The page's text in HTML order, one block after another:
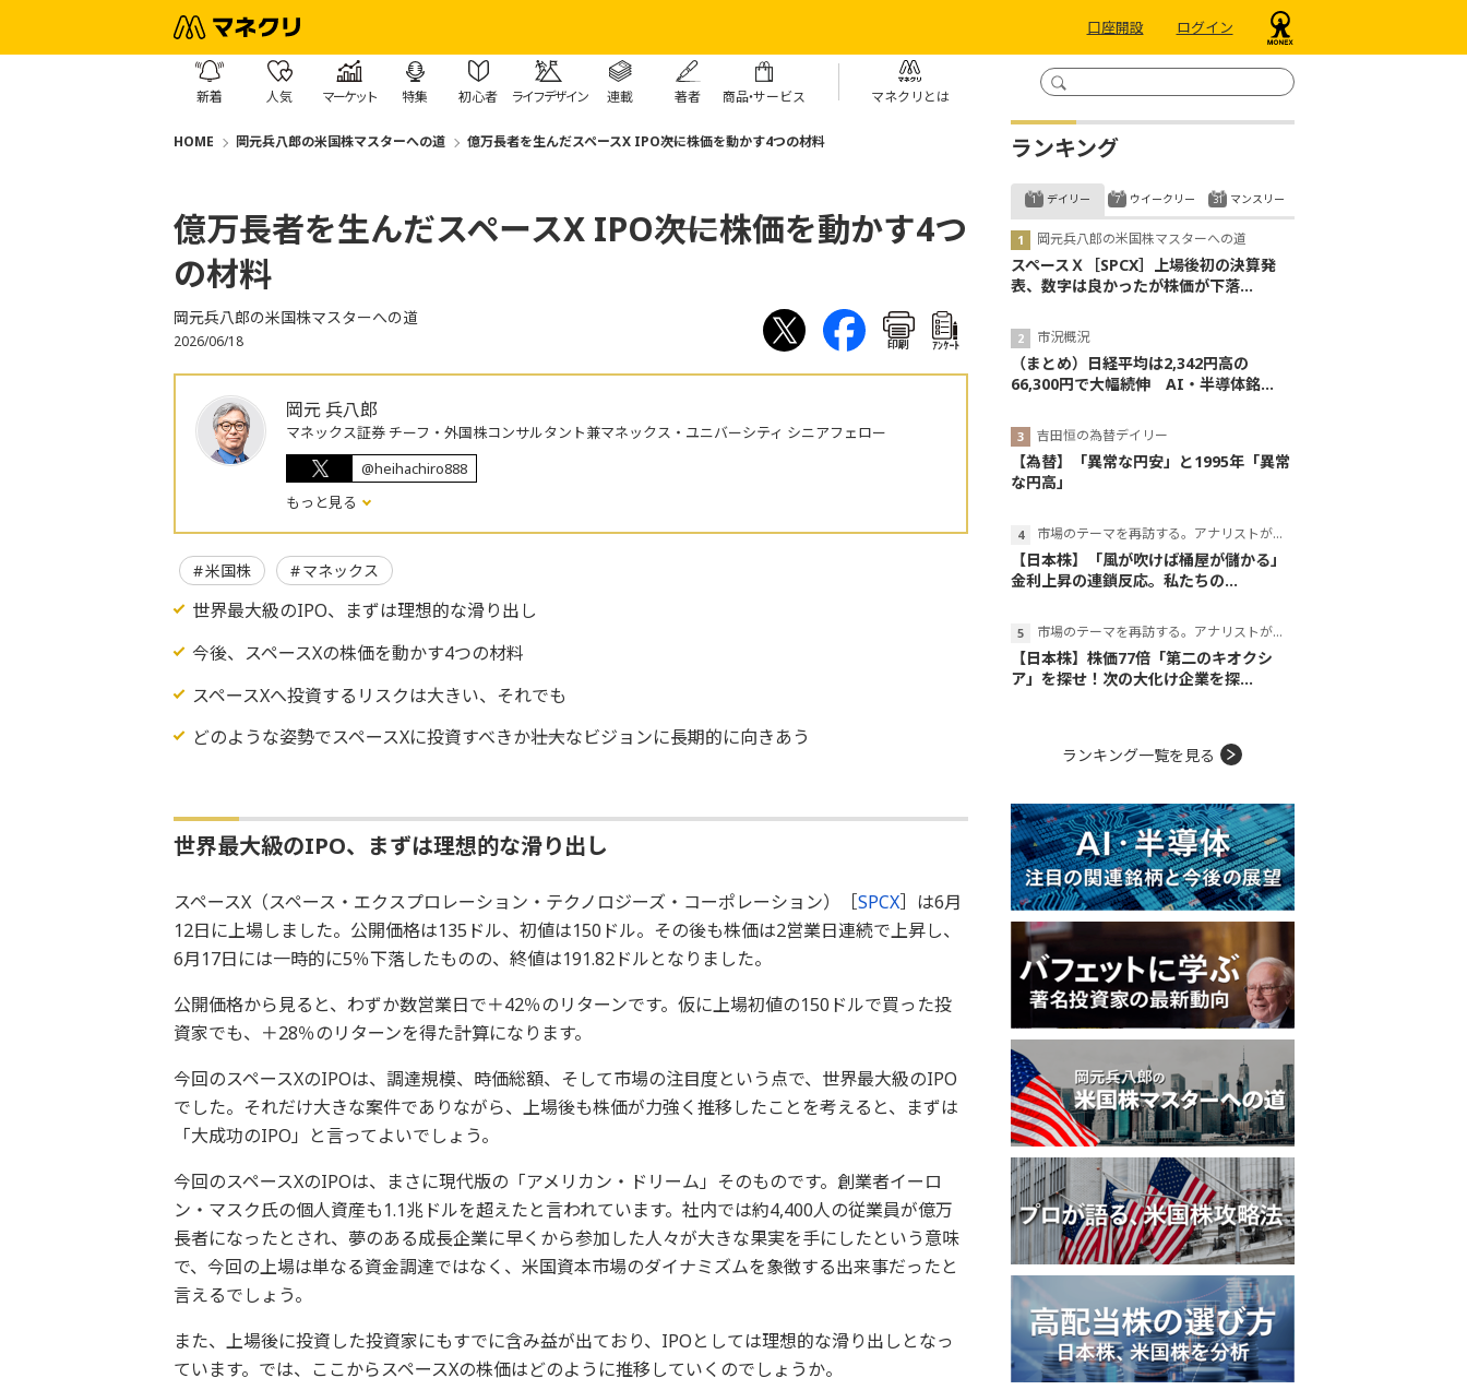
口座開設 ログイン
新着 人気 マーケット 特集 初心者 ライフデザイン 連載 著者 商品・サービス マネクリとは
HOME 岡元兵八郎の米国株マスターへの道 億万長者を生んだスペースX IPO――次に株価を動かす4つの材料
億万長者を生んだスペースX IPO――次に株価を動かす4つ
の材料
岡元兵八郎の米国株マスターへの道
2026/06/18 印刷 ｱﾝｹｰﾄ
岡元 兵八郎
マネックス証券 チーフ・外国株コンサルタント兼マネックス・ユニバーシティ シニアフェロー
@heihachiro888
もっと見る
米国株 マネックス
世界最大級のIPO、まずは理想的な滑り出し
今後、スペースXの株価を動かす4つの材料
スペースXへ投資するリスクは大きい、それでも
どのような姿勢でスペースXに投資すべきか――壮大なビジョンに長期的に向きあう
世界最大級のIPO、まずは理想的な滑り出し
スペースX（スペース・エクスプロレーション・テクノロジーズ・コーポレーション）［SPCX］は6月
12日に上場しました。公開価格は135ドル、初値は150ドル。その後も株価は2営業日連続で上昇し、
6月17日には一時的に5％下落したものの、終値は191.82ドルとなりました。
公開価格から見ると、わずか数営業日で＋42％のリターンです。仮に上場初値の150ドルで買った投
資家でも、＋28％のリターンを得た計算になります。
今回のスペースXのIPOは、調達規模、時価総額、そして市場の注目度という点で、世界最大級のIPO
でした。それだけ大きな案件でありながら、上場後も株価が力強く推移したことを考えると、まずは
「大成功のIPO」と言ってよいでしょう。
今回のスペースXのIPOは、まさに現代版の「アメリカン・ドリーム」そのものです。創業者イーロ
ン・マスク氏の個人資産も1.1兆ドルを超えたと言われています。社内では約4,400人の従業員が億万
長者になったとされ、夢のある成長企業に早くから参加した人々が大きな果実を手にしたという意味
で、今回の上場は単なる資金調達ではなく、米国資本市場のダイナミズムを象徴する出来事だったと
言えるでしょう。
また、上場後に投資した投資家にもすでに含み益が出ており、IPOとしては理想的な滑り出しとなっ
ています。では、ここからスペースXの株価はどのように推移していくのでしょうか。
ランキング
デイリー
岡元兵八郎の米国株マスターへの道
スペースＸ［SPCX］上場後初の決算発
表、数字は良かったが株価が下落...
市況概況
（まとめ）日経平均は2,342円高の
66,300円で大幅続伸 AI・半導体銘...
吉田恒の為替デイリー
【為替】「異常な円安」と1995年「異常
な円高」
市場のテーマを再訪する。アナリストが読み解くテーマの本質
【日本株】「風が吹けば桶屋が儲かる」
金利上昇の連鎖反応。私たちの...
市場のテーマを再訪する。アナリストが読み解くテーマの本質
【日本株】株価77倍「第二のキオクシ
ア」を探せ！次の大化け企業を探...
ウイークリー マンスリー
ランキング一覧を見る